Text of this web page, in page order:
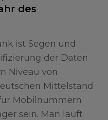
des
ist Segen und
der Daten
Niveau von
Mittelstand
Mobilnummern
sein. Man läuft